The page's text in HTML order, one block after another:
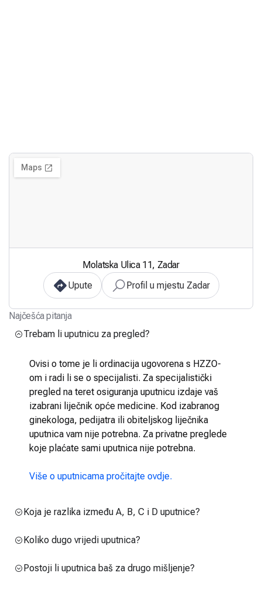
Molatska Ulica 11, Zadar
Upute
Profil u mjestu Zadar
Najčešća pitanja
Trebam li uputnicu za pregled?
Ovisi o tome je li ordinacija ugovorena s HZZO-
om i radi li se o specijalisti. Za specijalistički
pregled na teret osiguranja uputnicu izdaje vaš
izabrani liječnik opće medicine. Kod izabranog
ginekologa, pedijatra ili obiteljskog liječnika
uputnica vam nije potrebna. Za privatne preglede
koje plaćate sami uputnica nije potrebna.
Više o uputnicama pročitajte ovdje.
Koja je razlika između A, B, C i D uputnice?
Koliko dugo vrijedi uputnica?
Postoji li uputnica baš za drugo mišljenje?